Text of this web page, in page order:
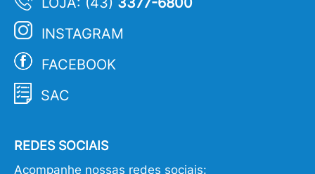
INSTAGRAM
FACEBOOK
SAC
REDES SOCIAIS
Acompanhe nossas redes sociais: